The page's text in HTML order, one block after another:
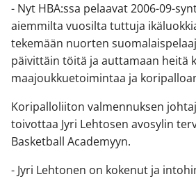
- Nyt HBA:ssa pelaavat 2006-09-
aiemmilta vuosilta tuttuja
tekemään nuorten
päivittäin töitä ja auttamaan heitä
maajoukkuetoimintaa ja
Koripalloliiton valmennuksen
toivottaa Jyri Lehtosen avosylin
Basketball Academyyn.
- Jyri Lehtonen on kokenut ja